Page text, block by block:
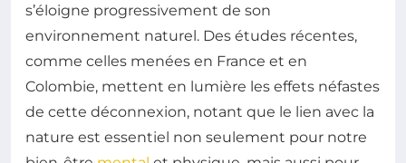
s’éloigne progressivement de son
environnement naturel. Des études récentes,
comme celles menées en France et en
Colombie, mettent en lumière les effets néfastes
de cette déconnexion, notant que le lien avec la
nature est essentiel non seulement pour notre